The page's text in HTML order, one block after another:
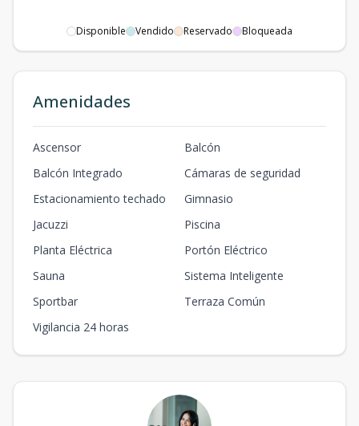
Disponible Vendido Reservado Bloqueada
Amenidades
Ascensor
Balcón
Balcón Integrado
Cámaras de seguridad
Estacionamiento techado
Gimnasio
Jacuzzi
Piscina
Planta Eléctrica
Portón Eléctrico
Sauna
Sistema Inteligente
Sportbar
Terraza Común
Vigilancia 24 horas